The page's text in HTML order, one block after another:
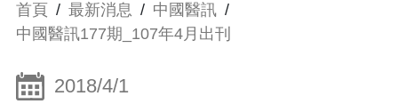
首頁 / 最新消息 / 中國醫訊 /
中國醫訊177期_107年4月出刊
2018/4/1